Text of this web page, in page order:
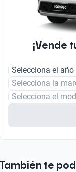
¡Vende
Selecciona el año
Selecciona la
Selecciona el
También te